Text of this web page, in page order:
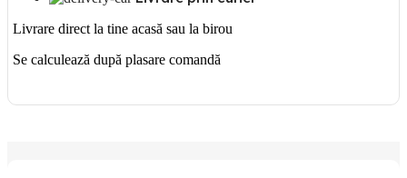
Livrare direct la tine acasă sau la birou
Se calculează după plasare comandă